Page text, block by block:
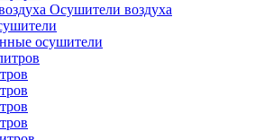
Осушители воздуха
осушители